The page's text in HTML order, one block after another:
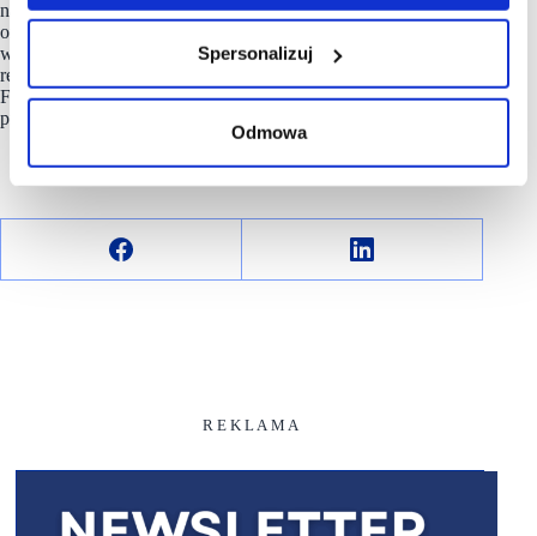
Spersonalizuj
Odmowa
najemcom atrakcyjne możliwości dotarcia do klienta
oraz stabilne obroty. Proces inwestycyjny prowadzony jest
w sposób kompleksowy, z nadzorem nad wszystkimi etapami
realizacji. W realizacji projektów wspierają stali partnerzy:
Firma Budrem jako generalny wykonawca, pracownia
projektowa ASA Stożek oraz firma Mallson.
R E K L A M A